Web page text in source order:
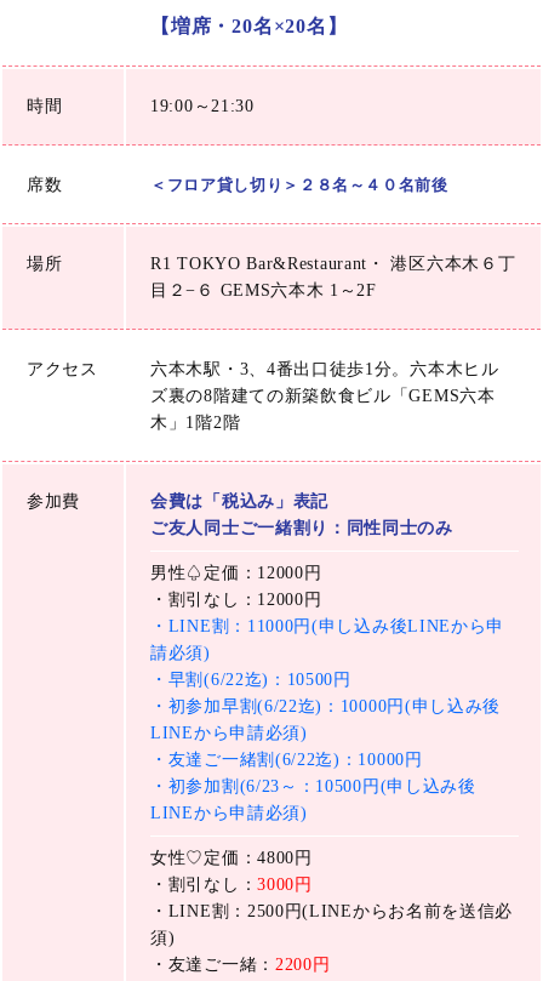
【増席・20名×20名】
時間 19:00～21:30
席数 ＜フロア貸し切り＞２８名～４０名前後
場所
R1 TOKYO Bar&Restaurant・ 港区六本木６丁
目２−６ GEMS六本木 1～2F
アクセス
六本木駅・3、4番出口徒歩1分。六本木ヒル
ズ裏の8階建ての新築飲食ビル「GEMS六本
木」1階2階
参加費
会費は「税込み」表記
ご友人同士ご一緒割り：同性同士のみ
男性♤定価：12000円
・割引なし：12000円
・LINE割：11000円(申し込み後LINEから申
請必須)
・早割(6/22迄)：10500円
・初参加早割(6/22迄)：10000円(申し込み後
LINEから申請必須)
・友達ご一緒割(6/22迄)：10000円
・初参加割(6/23～：10500円(申し込み後
LINEから申請必須)
女性♡定価：4800円
・割引なし：3000円
・LINE割：2500円(LINEからお名前を送信必
須)
・友達ご一緒： 2200円